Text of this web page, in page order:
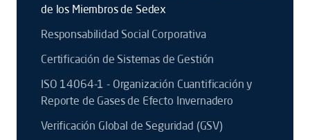
de los Miembros de Sedex
Responsabilidad Social Corporativa
Certificación de Sistemas de Gestión
ISO 14064-1 - Organización Cuantificación y
Reporte de Gases de Efecto Invernadero
Verificación Global de Seguridad (GSV)